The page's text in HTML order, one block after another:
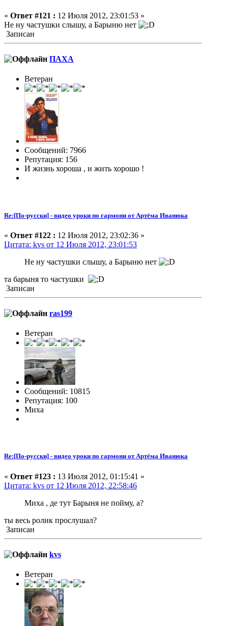
« Ответ #121 : 12 Июля 2012, 23:01:53 »
Не ну частушки слышу, а Барыню нет
Записан
ПАХА
Ветеран
Сообщений: 7966
Репутация: 156
И жизнь хороша , и жить хорошо !
Re:[По-русски] - видео уроки по гармони от Артёма Иванюка
« Ответ #122 : 12 Июля 2012, 23:02:36 »
Цитата: kvs от 12 Июля 2012, 23:01:53
Не ну частушки слышу, а Барыню нет
та барыня то частушки
Записан
ras199
Ветеран
Сообщений: 10815
Репутация: 100
Миха
Re:[По-русски] - видео уроки по гармони от Артёма Иванюка
« Ответ #123 : 13 Июля 2012, 01:15:41 »
Цитата: kvs от 12 Июля 2012, 22:58:46
Миха , де тут Барыня не пойму, а?
ты весь ролик прослушал?
Записан
kvs
Ветеран